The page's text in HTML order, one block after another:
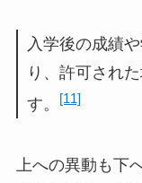
入学後の成績
り、許可され
す。
[11]
上への異動も下